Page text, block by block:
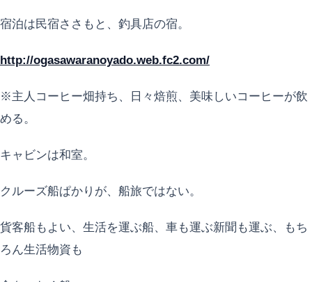
宿泊は民宿ささもと、釣具店の宿。
http://ogasawaranoyado.web.fc2.com/
※主人コーヒー畑持ち、日々焙煎、美味しいコーヒーが飲
める。
キャビンは和室。
クルーズ船ぱかりが、船旅ではない。
貨客船もよい、生活を運ぶ船、車も運ぶ新聞も運ぶ、もち
ろん生活物資も